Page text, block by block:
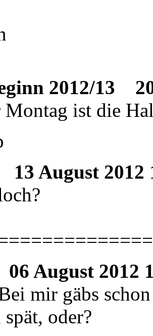
2012/13
Montag ist die
13 August 2012
06 August 2012
mir gäbs
oder?